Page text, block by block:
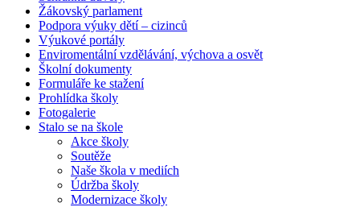
Žákovský parlament
Podpora výuky dětí – cizinců
Výukové portály
Enviromentální vzdělávání, výchova a osvět
Školní dokumenty
Formuláře ke stažení
Prohlídka školy
Fotogalerie
Stalo se na škole
Akce školy
Soutěže
Naše škola v mediích
Údržba školy
Modernizace školy